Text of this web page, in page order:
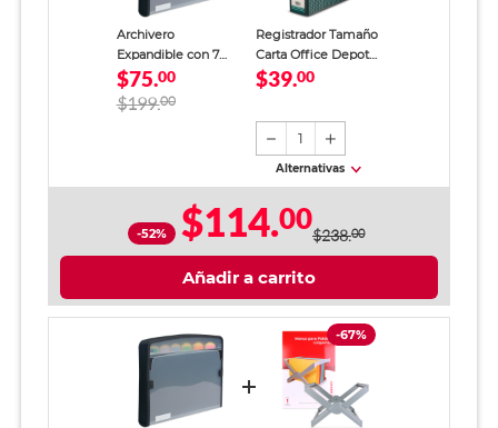
Archivero
Expandible con 7
Divisiones Office
Depot Tamaño Carta
Negro
$75.00
$199.00
Registrador Tamaño
Carta Office Depot
Verde
$39.00
1
Alternativas
-52% $114.00$238.00
Añadir a carrito
-67%